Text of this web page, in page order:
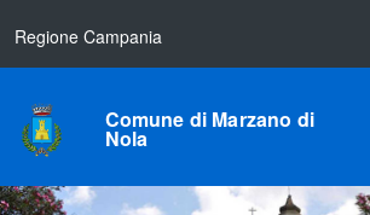
Regione Campania
Comune di Marzano di
Nola